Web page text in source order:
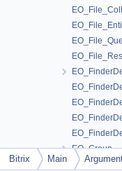
EO_Group
Bitrix Main